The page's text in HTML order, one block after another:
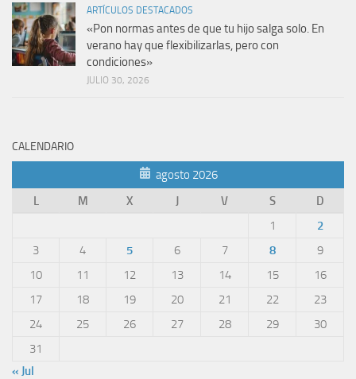
ARTÍCULOS DESTACADOS
«Pon normas antes de que tu hijo salga solo. En
verano hay que flexibilizarlas, pero con
condiciones»
JULIO 30, 2026
CALENDARIO
agosto 2026
L
M X J V S
D
1
2
3
4 5 6 7 8
9
10
11 12 13 14 15
16
17
18 19 20 21 22
23
24
25 26 27 28 29
30
31
« Jul